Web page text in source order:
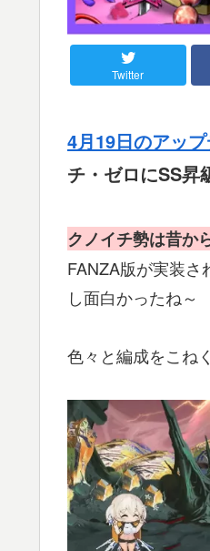
Twitter
4月19日のアップ
チ・ゼロにSS昇
クノイチ勢は昔か
FANZA版が実装
し面白かったね～
色々と編成をこね